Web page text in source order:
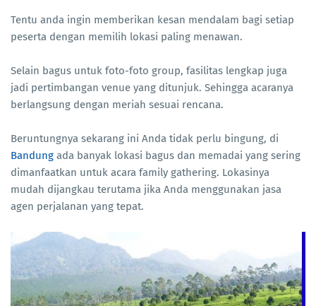
Tentu anda ingin memberikan kesan mendalam bagi setiap
peserta dengan memilih lokasi paling menawan.
Selain bagus untuk foto-foto group, fasilitas lengkap juga
jadi pertimbangan venue yang ditunjuk. Sehingga acaranya
berlangsung dengan meriah sesuai rencana.
Beruntungnya sekarang ini Anda tidak perlu bingung, di
Bandung ada banyak lokasi bagus dan memadai yang sering
dimanfaatkan untuk acara family gathering. Lokasinya
mudah dijangkau terutama jika Anda menggunakan jasa
agen perjalanan yang tepat.